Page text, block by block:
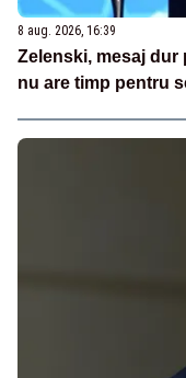
8 aug. 2026, 16:39
Zelenski, mesaj dur
nu are timp pentru